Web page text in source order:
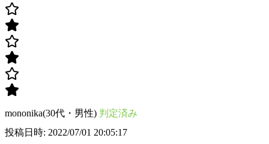
mononika(30代・男性) 判定済み
投稿日時: 2022/07/01 20:05:17